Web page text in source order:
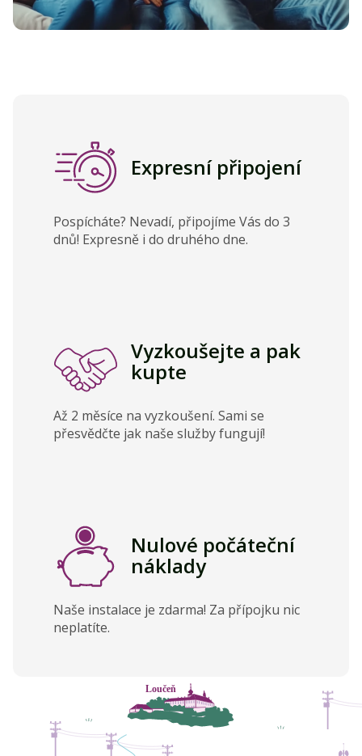
Expresní připojení
Pospícháte? Nevadí, připojíme Vás do 3
dnů! Expresně i do druhého dne.
Vyzkoušejte a pak
kupte
Až 2 měsíce na vyzkoušení. Sami se
přesvědčte jak naše služby fungují!
Nulové počáteční
náklady
Naše instalace je zdarma! Za přípojku nic
neplatíte.